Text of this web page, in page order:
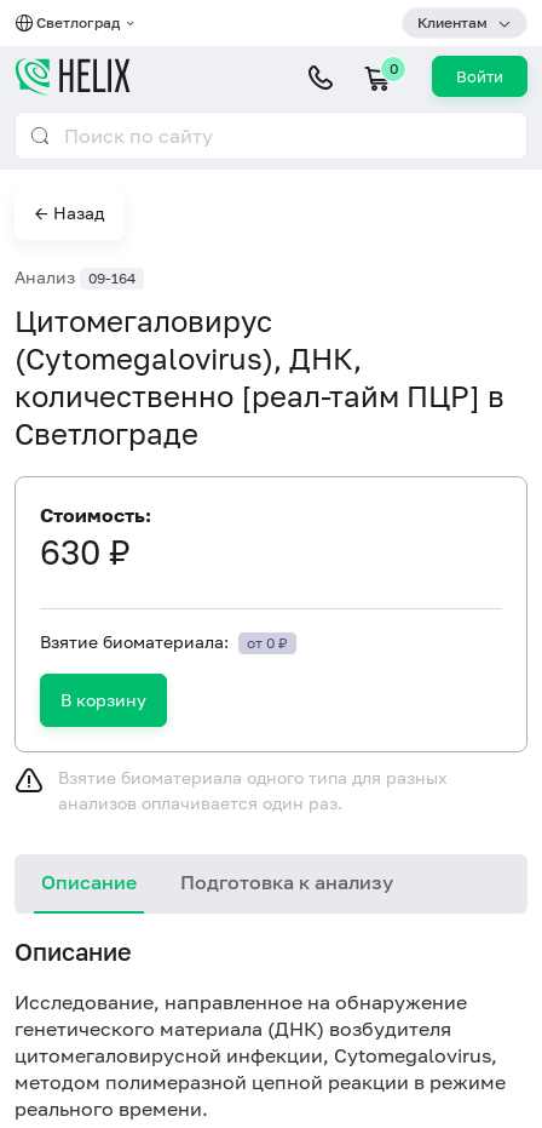
Светлоград Клиентам
0 Войти
← Назад
Анализ 09-164
Цитомегаловирус
(Cytomegalovirus), ДНК,
количественно [реал-тайм ПЦР] в
Светлограде
Стоимость:
630 ₽
Взятие биоматериала: от 0 ₽
В корзину
Взятие биоматериала одного типа для разных
анализов оплачивается один раз.
Описание Подготовка к анализу
Описание
Исследование, направленное на обнаружение
генетического материала (ДНК) возбудителя
цитомегаловирусной инфекции, Cytomegalovirus,
методом полимеразной цепной реакции в режиме
реального времени.